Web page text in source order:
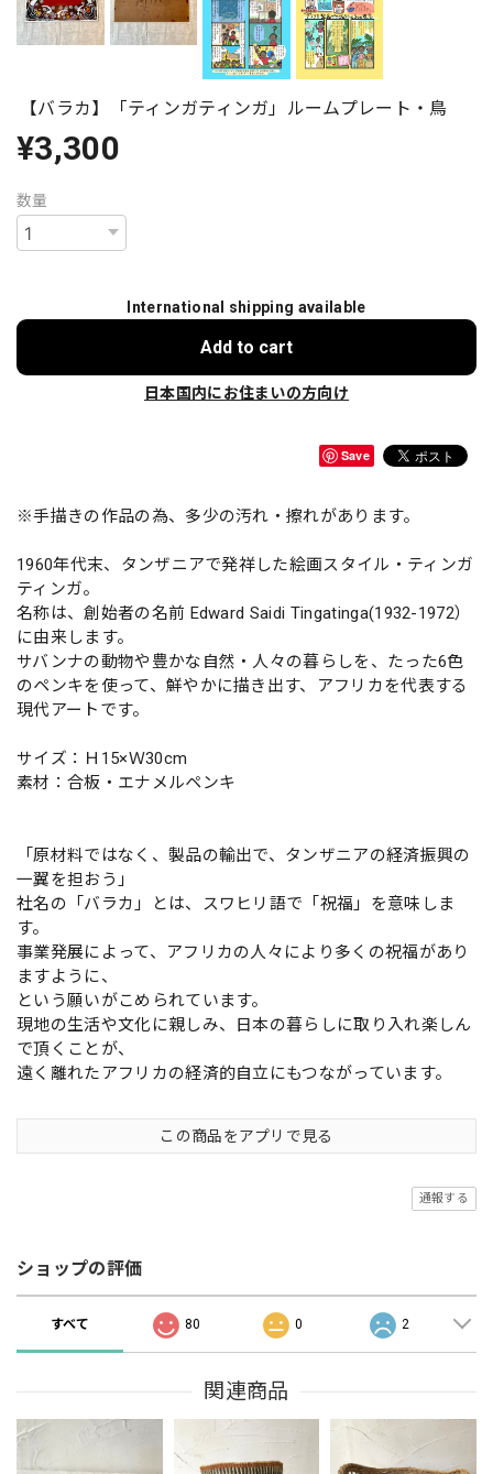
【バラカ】「ティンガティンガ」ルームプレート・鳥
¥3,300
数量
International shipping available
Add to cart
日本国内にお住まいの方向け
Save
※手描きの作品の為、多少の汚れ・擦れがあります。
1960年代末、タンザニアで発祥した絵画スタイル・ティンガ
ティンガ。
名称は、創始者の名前 Edward Saidi Tingatinga(1932-1972）
に由来します。
サバンナの動物や豊かな自然・人々の暮らしを、たった6色
のペンキを使って、鮮やかに描き出す、アフリカを代表する
現代アートです。
サイズ：Ｈ15×Ｗ30cm
素材：合板・エナメルペンキ
「原材料ではなく、製品の輸出で、タンザニアの経済振興の
一翼を担おう」
社名の「バラカ」とは、スワヒリ語で「祝福」を意味しま
す。
事業発展によって、アフリカの人々により多くの祝福があり
ますように、
という願いがこめられています。
現地の生活や文化に親しみ、日本の暮らしに取り入れ楽しん
で頂くことが、
遠く離れたアフリカの経済的自立にもつながっています。
この商品をアプリで見る
通報する
ショップの評価
すべて 80 0 2
関連商品